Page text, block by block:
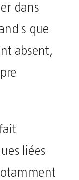
dans
que
absent,
liées